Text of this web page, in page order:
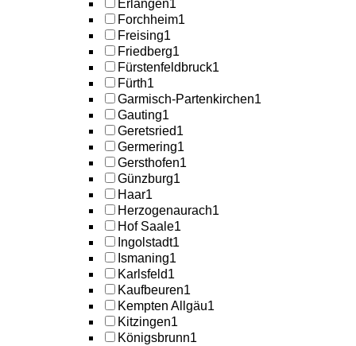
Erlangen1
Forchheim1
Freising1
Friedberg1
Fürstenfeldbruck1
Fürth1
Garmisch-Partenkirchen1
Gauting1
Geretsried1
Germering1
Gersthofen1
Günzburg1
Haar1
Herzogenaurach1
Hof Saale1
Ingolstadt1
Ismaning1
Karlsfeld1
Kaufbeuren1
Kempten Allgäu1
Kitzingen1
Königsbrunn1